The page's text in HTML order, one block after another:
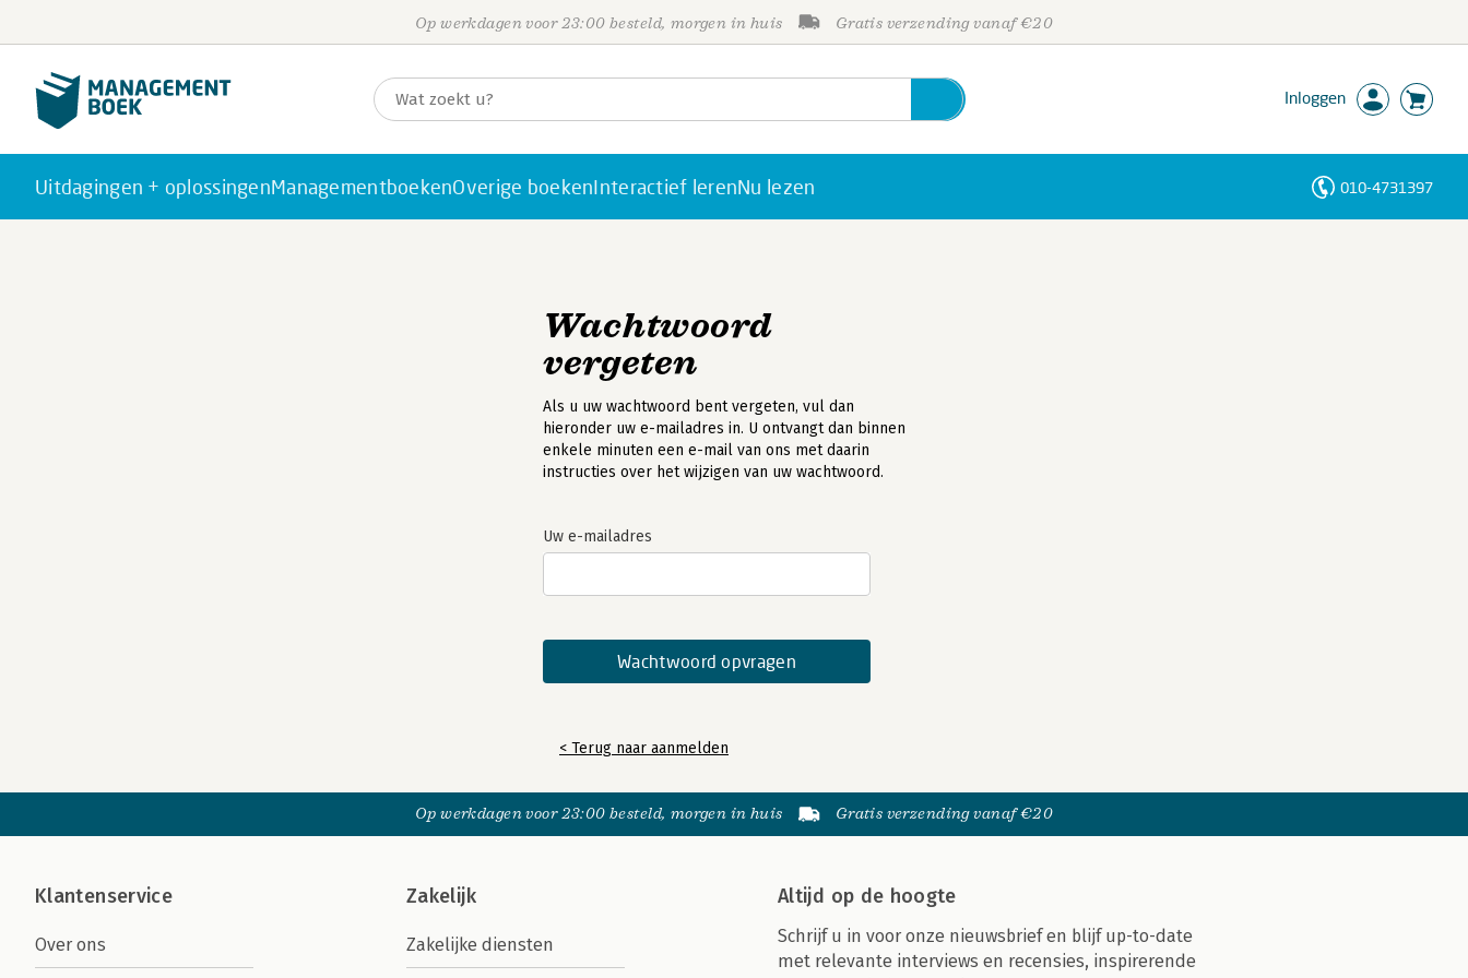
Op werkdagen voor 23:00 besteld, morgen in huis Gratis verzending vanaf €20
Inloggen
Uitdagingen + oplossingenManagementboekenOverige boekenInteractief lerenNu lezen 010-4731397
Wachtwoord
vergeten
Als u uw wachtwoord bent vergeten, vul dan
hieronder uw e-mailadres in. U ontvangt dan binnen
enkele minuten een e-mail van ons met daarin
instructies over het wijzigen van uw wachtwoord.
Uw e-mailadres
< Terug naar aanmelden
Op werkdagen voor 23:00 besteld, morgen in huis Gratis verzending vanaf €20
Klantenservice
Over ons
Zakelijk
Zakelijke diensten
Altijd op de hoogte
Schrijf u in voor onze nieuwsbrief en blijf up-to-date
met relevante interviews en recensies, inspirerende
Personen